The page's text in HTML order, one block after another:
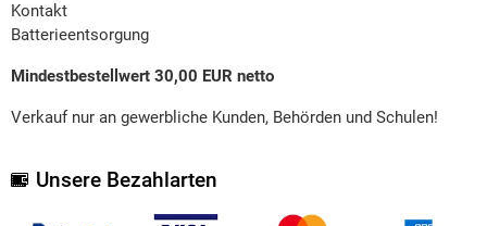
Kontakt
Batterieentsorgung
Mindestbestellwert 30,00 EUR netto
Verkauf nur an gewerbliche Kunden, Behörden und Schulen!
Unsere Bezahlarten